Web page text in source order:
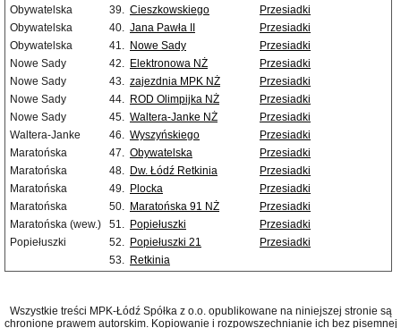
Obywatelska
39. Cieszkowskiego
Przesiadki
Obywatelska
40. Jana Pawła II
Przesiadki
Obywatelska
41. Nowe Sady
Przesiadki
Nowe Sady
42. Elektronowa NŻ
Przesiadki
Nowe Sady
43. zajezdnia MPK NŻ
Przesiadki
Nowe Sady
44. ROD Olimpijka NŻ
Przesiadki
Nowe Sady
45. Waltera-Janke NŻ
Przesiadki
Waltera-Janke
46. Wyszyńskiego
Przesiadki
Maratońska
47. Obywatelska
Przesiadki
Maratońska
48. Dw. Łódź Retkinia
Przesiadki
Maratońska
49. Plocka
Przesiadki
Maratońska
50. Maratońska 91 NŻ
Przesiadki
Maratońska (wew.)
51. Popiełuszki
Przesiadki
Popiełuszki
52. Popiełuszki 21
Przesiadki
53. Retkinia
Wszystkie treści MPK-Łódź Spółka z o.o. opublikowane na niniejszej stronie są
chronione prawem autorskim. Kopiowanie i rozpowszechnianie ich bez pisemnej